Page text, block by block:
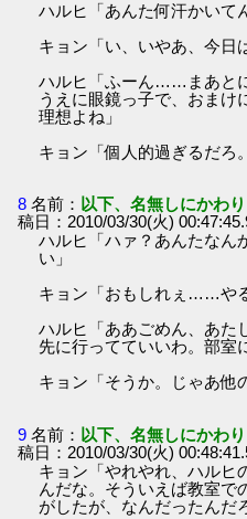
ハルヒ「あんた何汗かいて
キョン「い、いやあ、今日
ハルヒ「ふーん……まあと
うえに眼鏡っ子で、おまけ
理想よね」
キョン「個人的過ぎるだろ
8 名前： 以下、名無しにかわ
稿日：2010/03/30(火)
ハルヒ「ハァ？あんたなん
い」
キョン「おもしれぇ……や
ハルヒ「ああごめん、あた
先に行ってていいわ。部室
キョン「そうか。じゃあ他
9 名前： 以下、名無しにかわ
稿日：2010/03/30(火)
キョン「やれやれ、ハルヒ
んだな。そういえば教室で
がしたが、なんだったんだ